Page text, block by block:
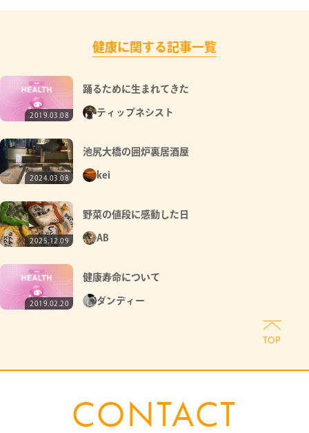
健康に関する記事一覧
2019.03.08
踊るために生まれてきた
ティップネシスト
2024.03.08
池尻大橋の囲炉裏居酒屋
kei
2025.12.09
野菜の値段に感動した日
AB
2019.02.20
健康寿命について
ダンディー
CONTACT